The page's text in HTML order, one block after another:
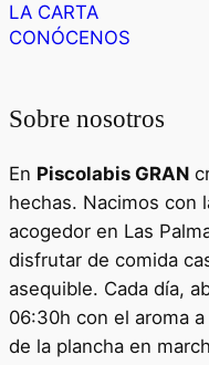
LA CARTA
CONÓCENOS
Sobre nosotros
En Piscolabis GRAN
hechas. Nacimos con
acogedor en Las
disfrutar de comida
asequible. Cada día,
06:30h con el aroma
de la plancha en